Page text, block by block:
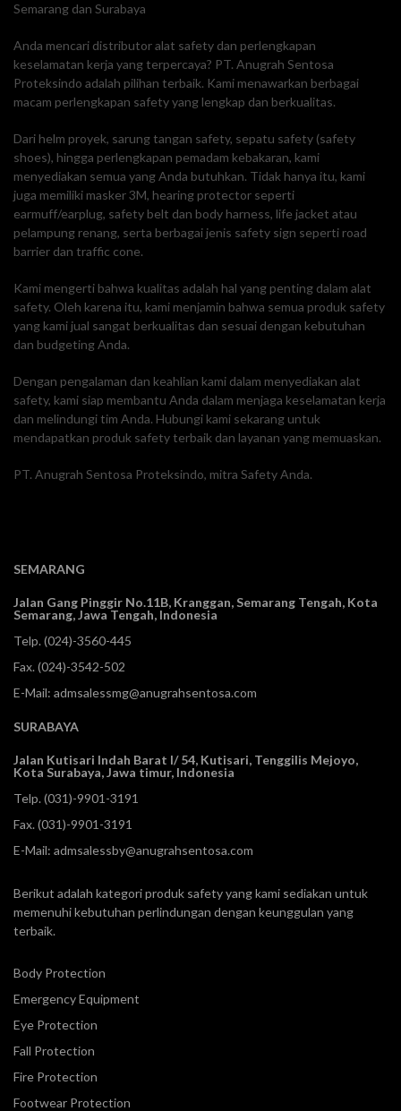
Semarang dan Surabaya
Anda mencari distributor alat safety dan perlengkapan
keselamatan kerja yang terpercaya? PT. Anugrah Sentosa
Proteksindo adalah pilihan terbaik. Kami menawarkan berbagai
macam perlengkapan safety yang lengkap dan berkualitas.
Dari helm proyek, sarung tangan safety, sepatu safety (safety
shoes), hingga perlengkapan pemadam kebakaran, kami
menyediakan semua yang Anda butuhkan. Tidak hanya itu, kami
juga memiliki masker 3M, hearing protector seperti
earmuff/earplug, safety belt dan body harness, life jacket atau
pelampung renang, serta berbagai jenis safety sign seperti road
barrier dan traffic cone.
Kami mengerti bahwa kualitas adalah hal yang penting dalam alat
safety. Oleh karena itu, kami menjamin bahwa semua produk safety
yang kami jual sangat berkualitas dan sesuai dengan kebutuhan
dan budgeting Anda.
Dengan pengalaman dan keahlian kami dalam menyediakan alat
safety, kami siap membantu Anda dalam menjaga keselamatan kerja
dan melindungi tim Anda. Hubungi kami sekarang untuk
mendapatkan produk safety terbaik dan layanan yang memuaskan.
PT. Anugrah Sentosa Proteksindo, mitra Safety Anda.
SEMARANG
Jalan Gang Pinggir No.11B, Kranggan,Semarang Tengah, Kota
Semarang, Jawa Tengah, Indonesia
Telp. (024)-3560-445
Fax. (024)-3542-502
E-Mail: admsalessmg@anugrahsentosa.com
SURABAYA
Jalan Kutisari Indah Barat I/ 54, Kutisari, Tenggilis Mejoyo,
Kota Surabaya, Jawa timur, Indonesia
Telp. (031)-9901-3191
Fax. (031)-9901-3191
E-Mail: admsalessby@anugrahsentosa.com
Berikut adalah kategori produk safety yang kami sediakan untuk
memenuhi kebutuhan perlindungan dengan keunggulan yang
terbaik.
Body Protection
Emergency Equipment
Eye Protection
Fall Protection
Fire Protection
Footwear Protection